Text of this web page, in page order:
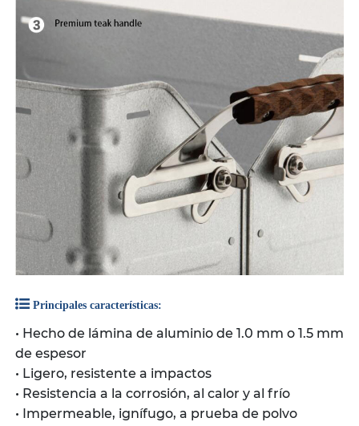
Principales características:
• Hecho de lámina de aluminio de 1.0 mm o 1.5 mm
de espesor
• Ligero, resistente a impactos
• Resistencia a la corrosión, al calor y al frío
• Impermeable, ignífugo, a prueba de polvo